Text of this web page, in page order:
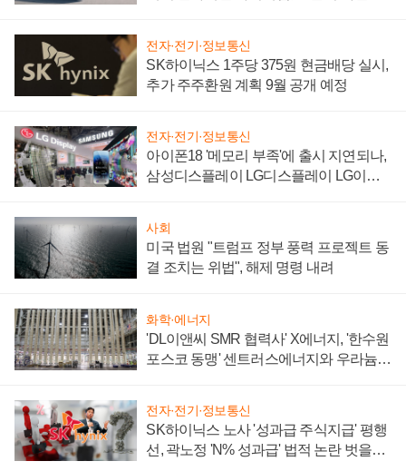
전자·전기·정보통신
SK하이닉스 1주당 375원 현금배당 실시,
추가 주주환원 계획 9월 공개 예정
전자·전기·정보통신
아이폰18 '메모리 부족'에 출시 지연되나,
삼성디스플레이 LG디스플레이 LG이노
사회
미국 법원 "트럼프 정부 풍력 프로젝트 동
결 조치는 위법", 해제 명령 내려
화학·에너지
'DL이앤씨 SMR 협력사' X에너지, '한수원
포스코 동맹' 센트러스에너지와 우라늄
전자·전기·정보통신
SK하이닉스 노사 '성과급 주식지급' 평행
선, 곽노정 'N% 성과급' 법적 논란 벗을지